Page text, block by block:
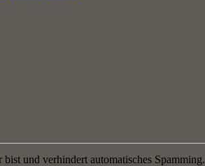
und verhindert automatisches Spamming.